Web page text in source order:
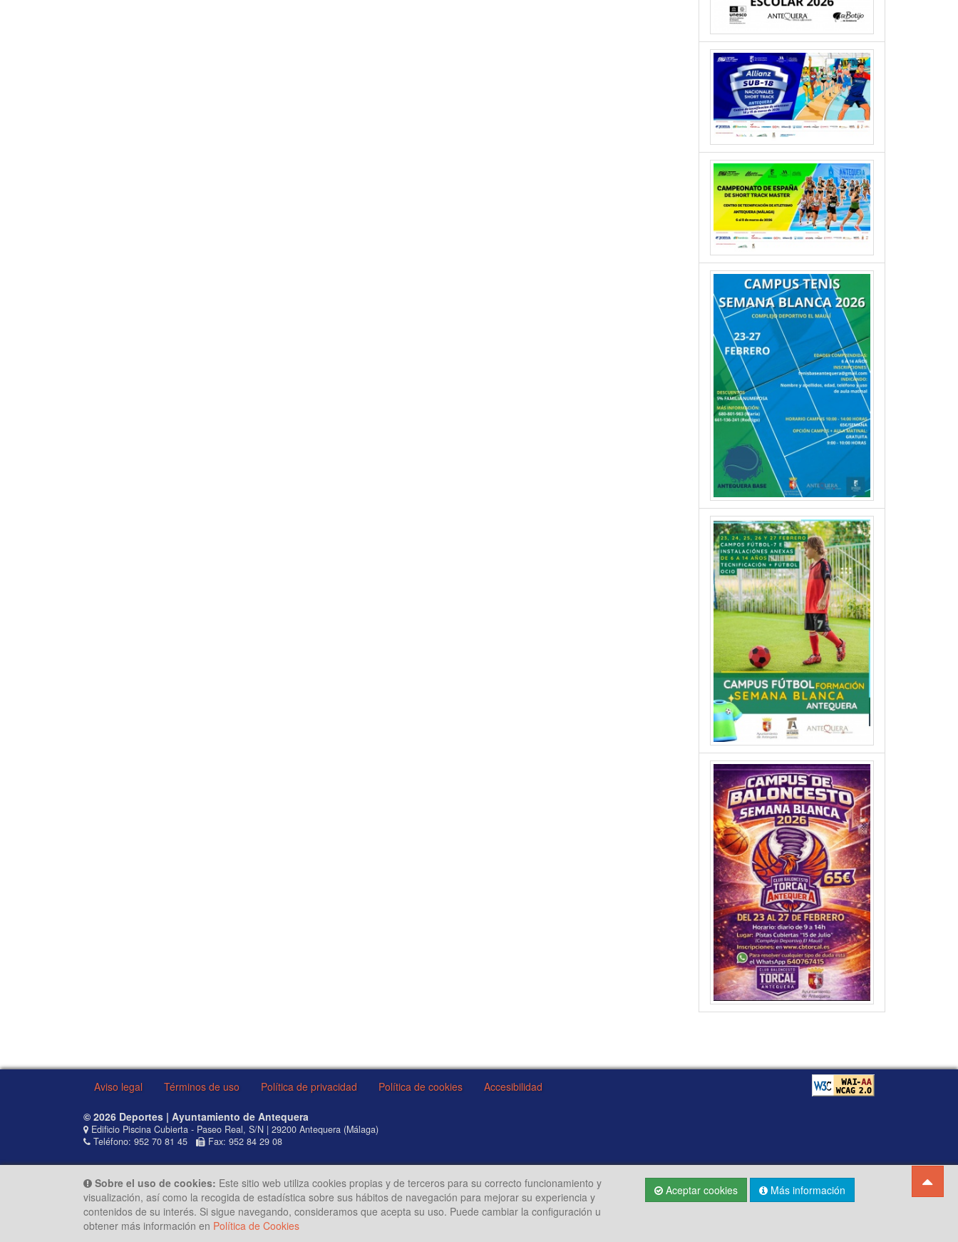
Aviso legal Términos de uso Política de privacidad Política de cookies Accesibilidad
© 2026 Deportes | Ayuntamiento de Antequera
Edificio Piscina Cubierta - Paseo Real, S/N | 29200 Antequera (Málaga)
Teléfono: 952 70 81 45
Fax: 952 84 29 08
Sobre el uso de cookies: Este sitio web utiliza cookies propias y de terceros para su correcto funcionamiento y
visualización, así como la recogida de estadística sobre sus hábitos de navegación para mejorar su experiencia y
contenidos de su interés. Si sigue navegando, consideramos que acepta su uso. Puede cambiar la configuración u
obtener más información en Política de Cookies
Aceptar cookies Más información